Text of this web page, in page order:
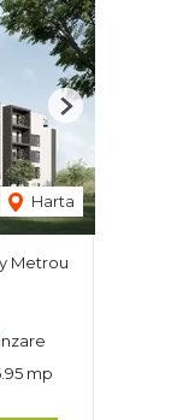
Harta
Next
Metrou
mp